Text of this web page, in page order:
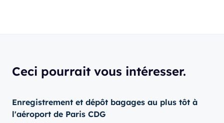
Ceci pourrait vous intéresser.
Enregistrement et dépôt bagages au plus tôt à
l'aéroport de Paris CDG